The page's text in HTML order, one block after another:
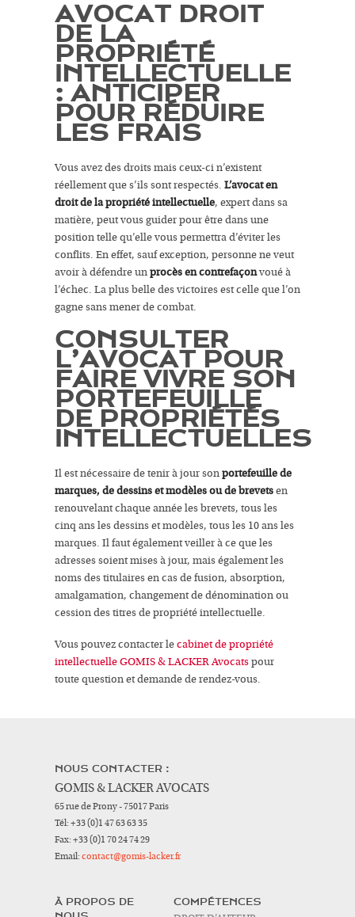
AVOCAT DROIT
DE LA
PROPRIÉTÉ
INTELLECTUELLE
: ANTICIPER
POUR RÉDUIRE
LES FRAIS
Vous avez des droits mais ceux-ci n’existent
réellement que s’ils sont respectés. L’avocat en
droit de la propriété intellectuelle, expert dans sa
matière, peut vous guider pour être dans une
position telle qu’elle vous permettra d’éviter les
conflits. En effet, sauf exception, personne ne veut
avoir à défendre unprocès en contrefaçonvoué à
l’échec. La plus belle des victoires est celle que l’on
gagne sans mener de combat.
CONSULTER
L’AVOCAT POUR
FAIRE VIVRE SON
PORTEFEUILLE
DE PROPRIÉTÉS
INTELLECTUELLES
Il est nécessaire de tenir à jour sonportefeuille de
marques, de dessins et modèles ou de brevetsen
renouvelant chaque année les brevets, tous les
cinq ans les dessins et modèles, tous les 10 ans les
marques. Il faut également veiller à ce que les
adresses soient mises à jour, mais également les
noms des titulaires en cas de fusion, absorption,
amalgamation, changement de dénomination ou
cession des titres de propriété intellectuelle.
Vous pouvez contacter lecabinet de propriété
intellectuelle GOMIS & LACKER Avocatspour
toute question et demande de rendez-vous.
NOUS CONTACTER :
GOMIS & LACKER AVOCATS
65 rue de Prony - 75017 Paris
Tél: +33 (0)1 47 63 63 35
Fax: +33 (0)1 70 24 74 29
Email: contact@gomis-lacker.fr
À PROPOS DE
COMPÉTENCES